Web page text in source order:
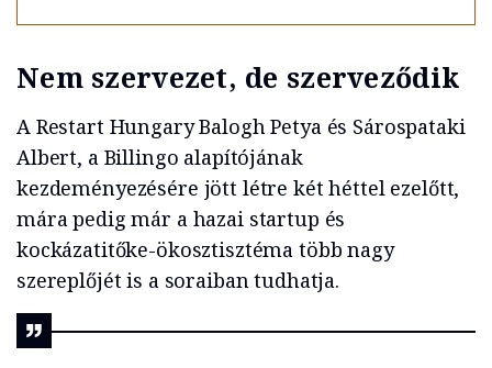
Nem szervezet, de szerveződik
A Restart Hungary Balogh Petya és Sárospataki
Albert, a Billingo alapítójának
kezdeményezésére jött létre két héttel ezelőtt,
mára pedig már a hazai startup és
kockázatitőke-ökosztisztéma több nagy
szereplőjét is a soraiban tudhatja.